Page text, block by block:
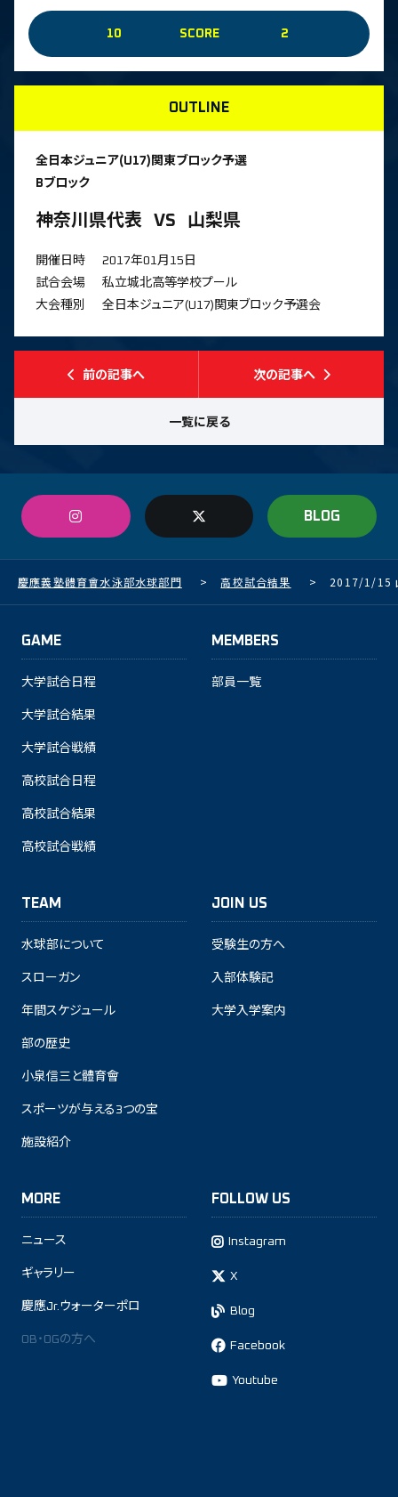
10 SCORE 2
OUTLINE
全日本ジュニア(U17)関東ブロック予選
Bブロック
神奈川県代表 VS 山梨県
開催日時
2017年01月15日
試合会場
私立城北高等学校プール
大会種別
全日本ジュニア(U17)関東ブロック予選会
前の記事へ
一覧に戻る
次の記事へ
BLOG
慶應義塾體育會水泳部水球部門 > 高校試合結果 > 2017/1/15
GAME
大学試合日程
大学試合結果
大学試合戦績
高校試合日程
高校試合結果
高校試合戦績
MEMBERS
部員一覧
TEAM
水球部について
スローガン
年間スケジュール
部の歴史
小泉信三と體育會
スポーツが与える3つの宝
施設紹介
JOIN US
受験生の方へ
入部体験記
大学入学案内
MORE
ニュース
ギャラリー
慶應Jr.ウォーターポロ
OB・OGの方へ
FOLLOW US
Instagram
X
Blog
Facebook
Youtube